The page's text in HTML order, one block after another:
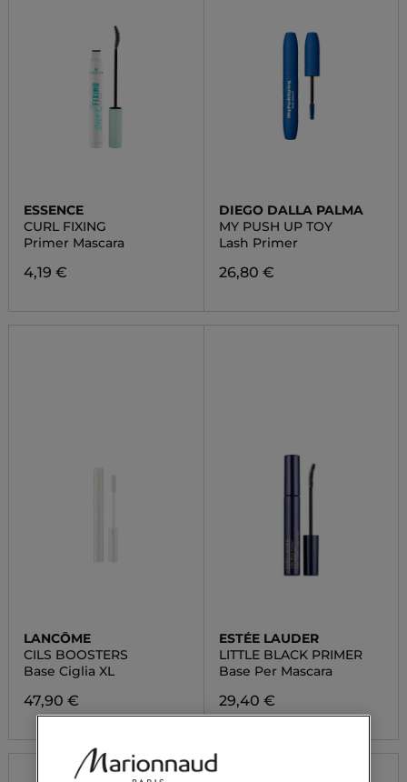
ESSENCE
CURL FIXING
Primer Mascara
4,19 €
DIEGO DALLA PALMA
MY PUSH UP TOY
Lash Primer
26,80 €
LANCÔME
CILS BOOSTERS
Base Ciglia XL
47,90 €
ESTÉE LAUDER
LITTLE BLACK PRIMER
Base Per Mascara
29,40 €